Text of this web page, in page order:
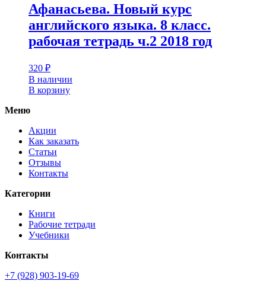
Афанасьева. Новый курс
английского языка. 8 класс.
рабочая тетрадь ч.2 2018 год
320 ₽
В наличии
В корзину
Меню
Акции
Как заказать
Статьи
Отзывы
Контакты
Категории
Книги
Рабочие тетради
Учебники
Контакты
+7 (928) 903-19-69